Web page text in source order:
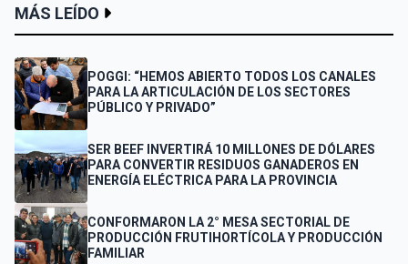
MÁS LEÍDO
POGGI: “HEMOS ABIERTO TODOS LOS CANALES
PARA LA ARTICULACIÓN DE LOS SECTORES
PÚBLICO Y PRIVADO”
SER BEEF INVERTIRÁ 10 MILLONES DE DÓLARES
PARA CONVERTIR RESIDUOS GANADEROS EN
ENERGÍA ELÉCTRICA PARA LA PROVINCIA
CONFORMARON LA 2° MESA SECTORIAL DE
PRODUCCIÓN FRUTIHORTÍCOLA Y PRODUCCIÓN
FAMILIAR